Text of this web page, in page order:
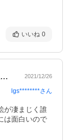
いいね 0
いよいよ次巻で最終巻です、最近の展開は… 2021/12/26
lgs********さん
が凄まじく誰
は面白いので